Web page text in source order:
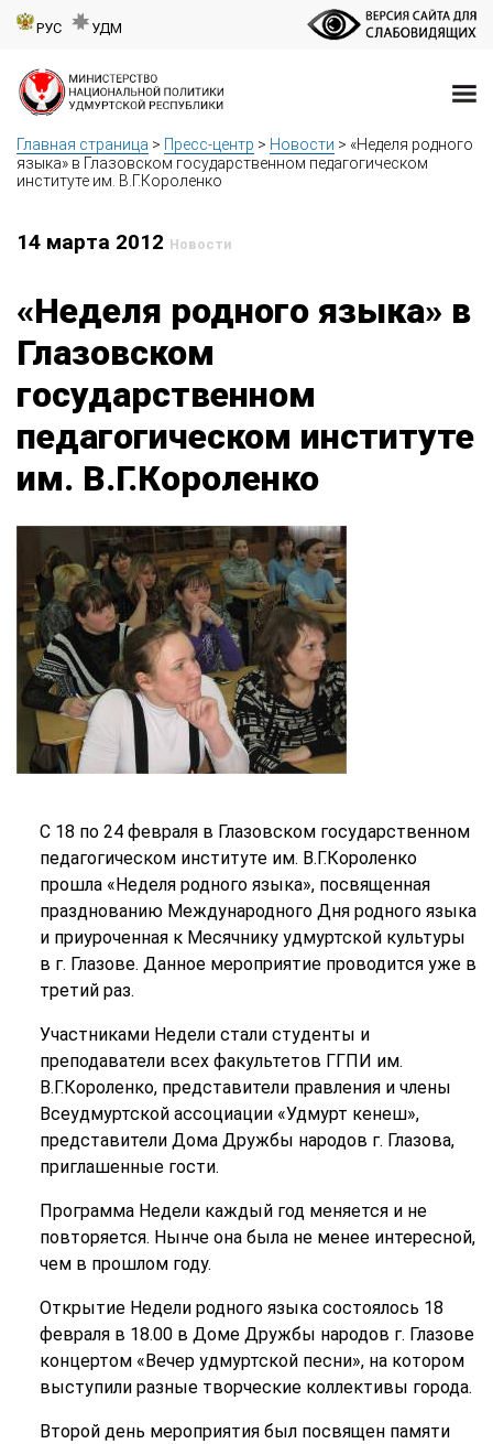
РУС УДМ
Главная страница > Пресс-центр > Новости > «Неделя родного
языка» в Глазовском государственном педагогическом
институте им. В.Г.Короленко
14 марта 2012 Новости
«Неделя родного языка» в
Глазовском
государственном
педагогическом институте
им. В.Г.Короленко
С 18 по 24 февраля в Глазовском государственном
педагогическом институте им. В.Г.Короленко
прошла «Неделя родного языка», посвященная
празднованию Международного Дня родного языка
и приуроченная к Месячнику удмуртской культуры
в г. Глазове. Данное мероприятие проводится уже в
третий раз.
Участниками Недели стали студенты и
преподаватели всех факультетов ГГПИ им.
В.Г.Короленко, представители правления и члены
Всеудмуртской ассоциации «Удмурт кенеш»,
представители Дома Дружбы народов г. Глазова,
приглашенные гости.
Программа Недели каждый год меняется и не
повторяется. Нынче она была не менее интересной,
чем в прошлом году.
Открытие Недели родного языка состоялось 18
февраля в 18.00 в Доме Дружбы народов г. Глазове
концертом «Вечер удмуртской песни», на котором
выступили разные творческие коллективы города.
Второй день мероприятия был посвящен памяти